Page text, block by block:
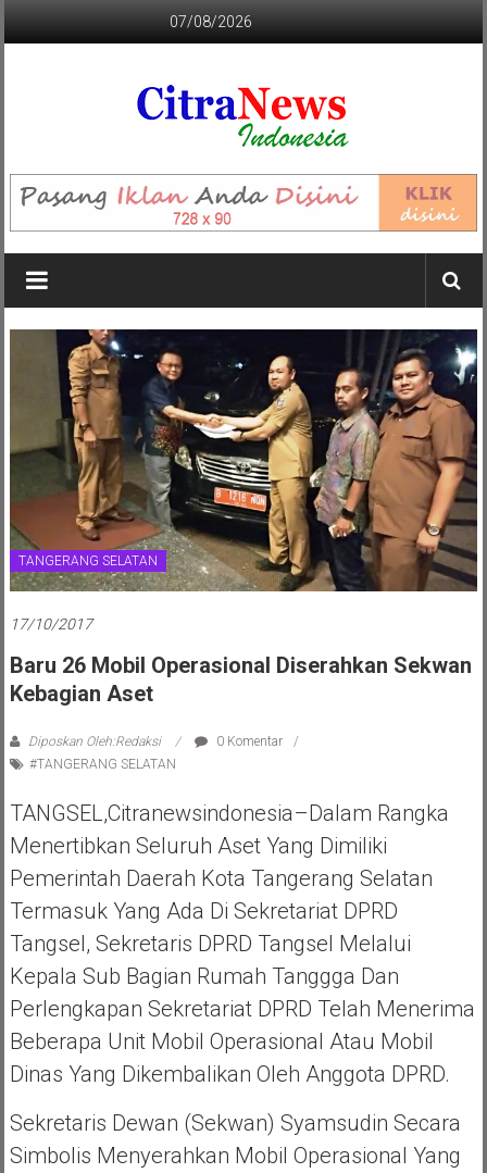
07/08/2026
CITRANEWS
INDONESIA
BERANI
DAN
KRISTIS
TANGERANG SELATAN
17/10/2017
Baru 26 Mobil Operasional Diserahkan Sekwan
Kebagian Aset
Diposkan Oleh:Redaksi
0 Komentar
#TANGERANG SELATAN
TANGSEL,Citranewsindonesia–Dalam Rangka
Menertibkan Seluruh Aset Yang Dimiliki
Pemerintah Daerah Kota Tangerang Selatan
Termasuk Yang Ada Di Sekretariat DPRD
Tangsel, Sekretaris DPRD Tangsel Melalui
Kepala Sub Bagian Rumah Tanggga Dan
Perlengkapan Sekretariat DPRD Telah Menerima
Beberapa Unit Mobil Operasional Atau Mobil
Dinas Yang Dikembalikan Oleh Anggota DPRD.
Sekretaris Dewan (Sekwan) Syamsudin Secara
Simbolis Menyerahkan Mobil Operasional Yang